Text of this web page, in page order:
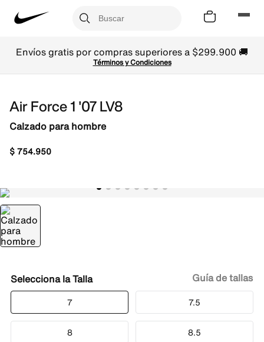
Envíos gratis por compras superiores a $299.900 🚚
Términos y Condiciones
Air Force 1 '07 LV8
Calzado para hombre
$754.950
Talla
7 7.5
8 8.5
Guía de tallas